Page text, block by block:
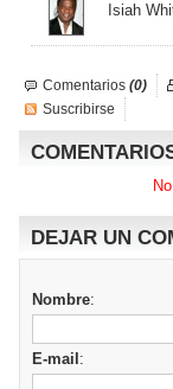
Isiah
Comentarios (0)
Suscribirse
DEJAR UN
Nombre:
E-mail :